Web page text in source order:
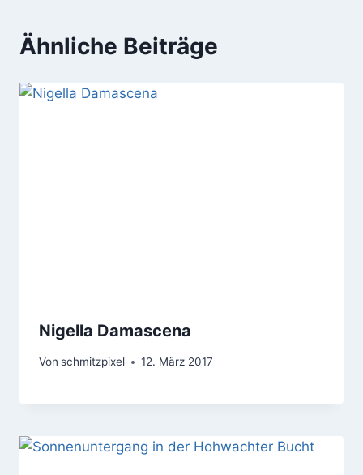
Ähnliche Beiträge
Nigella Damascena
Von schmitzpixel 12. März 2017